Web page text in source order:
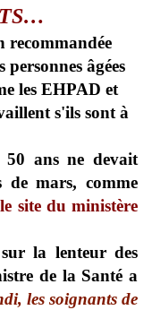
recommandée
âgées
les EHPAD et
s'ils sont à
ans ne devait
mars, comme
le site du ministère
la lenteur des
de la Santé a
les soignants de